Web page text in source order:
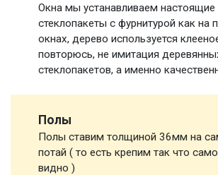
Окна мы устанавливаем
стеклопакеты с фурнитурой как на
окнах, дерево используется
повторюсь, не имитация
стеклопакетов, а именно
Полы
Полы ставим толщиной 36мм на
потай ( то есть крепим так что
видно )